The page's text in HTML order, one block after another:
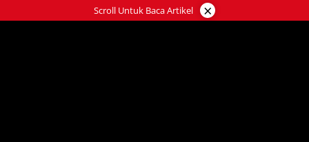
ke
Scroll Untuk Baca Artikel ×